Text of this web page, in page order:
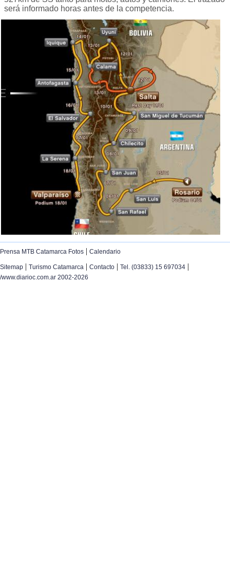
será informado horas antes de la competencia.
Prensa MTB Catamarca Fotos | Calendario
Sitemap | Turismo Catamarca | Contacto | Tel. (03833) 15 697034 |
/www.diarioc.com.ar 2002-2026